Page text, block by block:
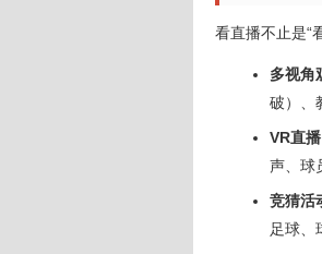
看直播不止是“
多视角
破）、
VR直播
声、球
竞猜活
足球、